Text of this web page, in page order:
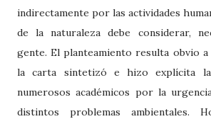
indirectamente por las actividades
de la naturaleza debe considerar,
gente. El planteamiento resulta obvio
la carta sintetizó e hizo explícita la
numerosos académicos por la
distintos problemas ambientales.